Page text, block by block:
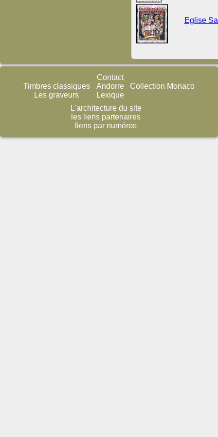
Eglise
Timbres classiques
Les graveurs
Contact
Andorre
Lexique
Collection Monaco
L'architecture du site
les liens partenaires
liens par numéros